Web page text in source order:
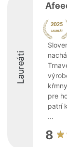
Laureáti
pre
patrí
...
8